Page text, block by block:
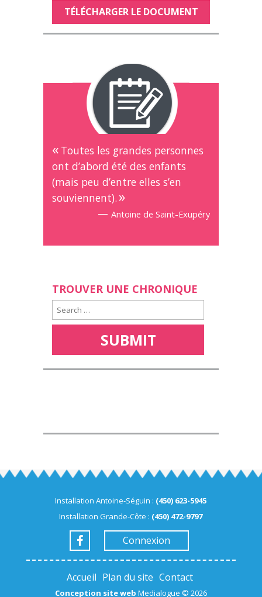
TÉLÉCHARGER LE DOCUMENT
Toutes les grandes personnes
ont d’abord été des enfants
(mais peu d’entre elles s’en
souviennent).
— Antoine de Saint-Exupéry
TROUVER UNE CHRONIQUE
Installation Antoine-Séguin : (450) 623-5945
Installation Grande-Côte : (450) 472-9797
Connexion
Accueil Plan du site Contact
Conception site web Medialogue © 2026